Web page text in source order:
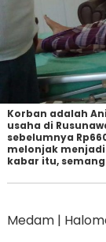
Korban adalah
usaha di
sebelumnya
melonjak menjadi
kabar itu,
Medam |